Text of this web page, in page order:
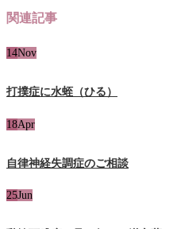
関連記事
14Nov
打撲症に水蛭（ひる）
18Apr
自律神経失調症のご相談
25Jun